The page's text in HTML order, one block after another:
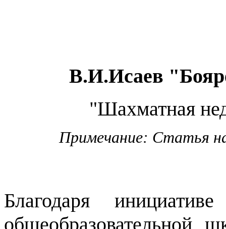
В.И.Исаев
"Шахматная
Примечание: Статья
Благодаря